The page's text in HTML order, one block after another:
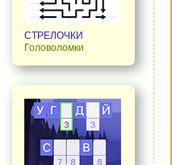
СТРЕЛОЧКИ
Головоломки